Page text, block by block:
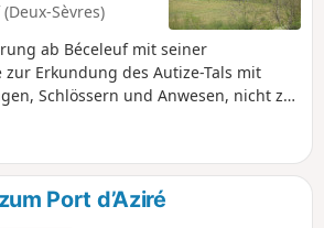
Sèvres)
ab Béceleuf mit seiner
Erkundung des Autize-Tals mit
Schlössern und Anwesen, nicht zu
reichen Gegend, wie die Eiche von
während der Wanderung nicht die
der Vergangenheit.
Port d’Aziré